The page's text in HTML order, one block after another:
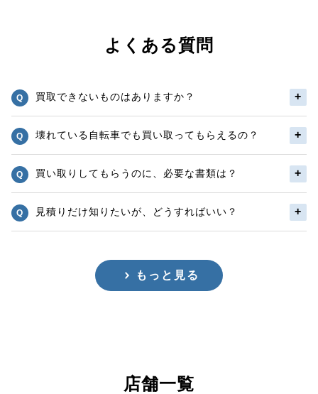
よくある質問
買取できないものはありますか？
壊れている自転車でも買い取ってもらえるの？
買い取りしてもらうのに、必要な書類は？
見積りだけ知りたいが、どうすればいい？
もっと見る
店舗一覧